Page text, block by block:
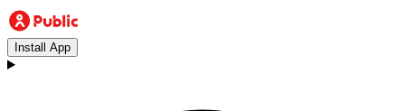
Install App